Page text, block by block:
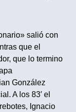
salió con
que el
que lo termino
González
A los 83′ el
Ignacio